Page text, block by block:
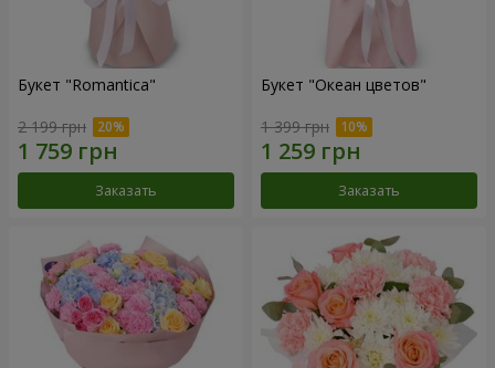
Букет "Romantica"
2 199 грн
Заказать
Букет "Океан цветов"
1 399 грн
Заказать